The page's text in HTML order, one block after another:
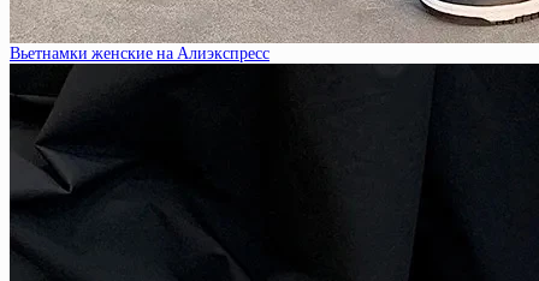
Вьетнамки женские на Алиэкспресс